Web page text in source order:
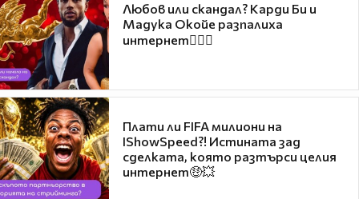
Любов или скандал? Карди Би и
Мадука Окойе разпалиха
интернет❤️‍🔥🔥
Плати ли FIFA милиони на
IShowSpeed?! Истината зад
сделката, която разтърси целия
интернет🤑💥